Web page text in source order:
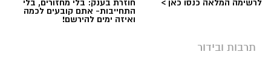
לרשימה המלאה כנסו כאן > חוזרת בענק: בלי מחזורים, בלי
התחייבות- אתם קובעים לכמה
ואיזה ימים להירשם!
תרבות ובידור